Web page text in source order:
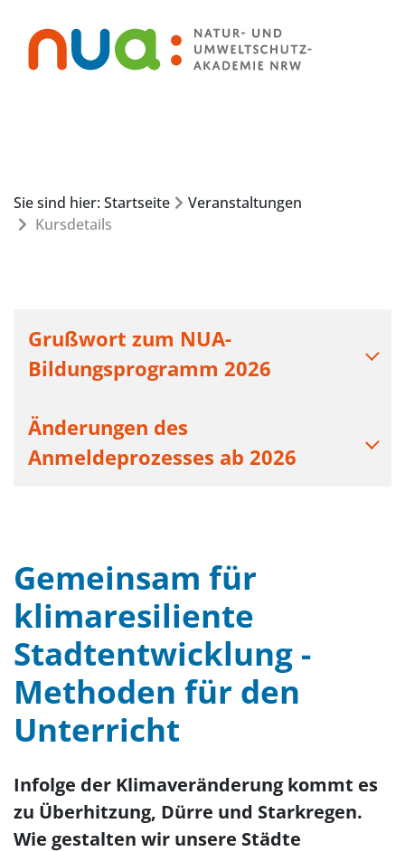
Sie sind hier: Startseite
Veranstaltungen
Kursdetails
Grußwort zum NUA-
Bildungsprogramm 2026
Änderungen des
Anmeldeprozesses ab 2026
Gemeinsam für
klimaresiliente
Stadtentwicklung -
Methoden für den
Unterricht
Infolge der Klimaveränderung kommt es
zu Überhitzung, Dürre und Starkregen.
Wie gestalten wir unsere Städte